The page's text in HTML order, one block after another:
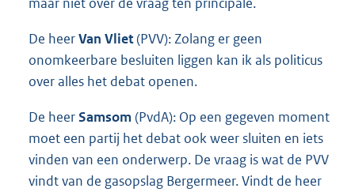
De heerVan Vliet(PVV): Zolang er geen
onomkeerbare besluiten liggen kan ik als politicus
over alles het debat openen.
De heerSamsom (PvdA): Op een gegeven moment
moet een partij het debat ook weer sluiten en iets
vinden van een onderwerp. De vraag is wat de PVV
vindt van de gasopslag Bergermeer. Vindt de heer